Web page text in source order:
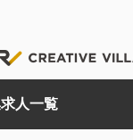
人一覧